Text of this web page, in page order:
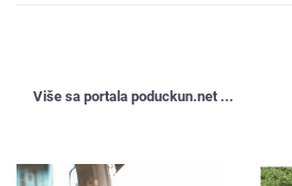
Više sa portala poduckun.net ...